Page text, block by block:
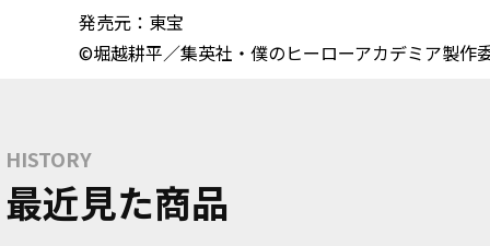
発売元：東宝
©堀越耕平／集英社・僕のヒーローアカデミア製作
HISTORY
最近見た商品